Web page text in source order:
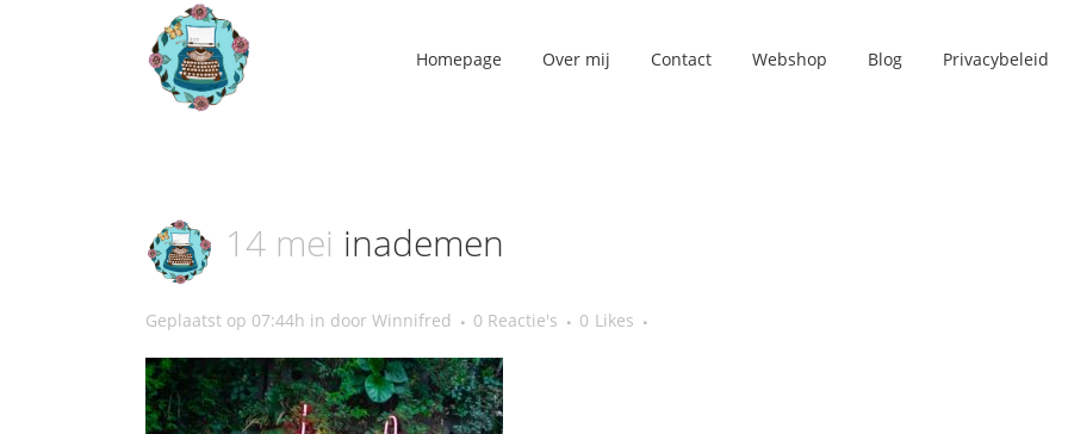
Homepage Over mij Contact Webshop Blog Privacybeleid
14 mei inademen
Geplaatst op 07:44h in door Winnifred 0 Reactie's 0 Likes